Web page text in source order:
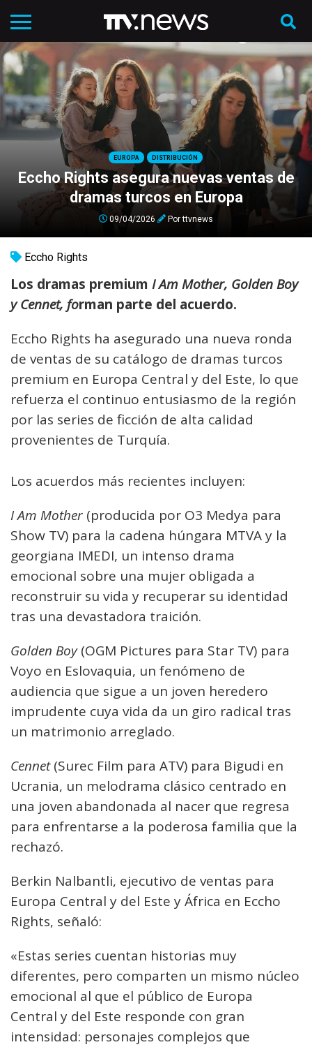
EUROPA DISTRIBUCIÓN
Eccho Rights asegura nuevas ventas de
dramas turcos en Europa
09/04/2026 Porttvnews
Eccho Rights
Los dramas premium I Am Mother, Golden Boy
y Cennet, forman parte del acuerdo.
Eccho Rights ha asegurado una nueva ronda
de ventas de su catálogo de dramas turcos
premium en Europa Central y del Este, lo que
refuerza el continuo entusiasmo de la región
por las series de ficción de alta calidad
provenientes de Turquía.
Los acuerdos más recientes incluyen:
I Am Mother (producida por O3 Medya para
Show TV) para la cadena húngara MTVA y la
georgiana IMEDI, un intenso drama
emocional sobre una mujer obligada a
reconstruir su vida y recuperar su identidad
tras una devastadora traición.
Golden Boy(OGM Pictures para Star TV) para
Voyo en Eslovaquia, un fenómeno de
audiencia que sigue a un joven heredero
imprudente cuya vida da un giro radical tras
un matrimonio arreglado.
Cennet(Surec Film para ATV) para Bigudi en
Ucrania, un melodrama clásico centrado en
una joven abandonada al nacer que regresa
para enfrentarse a la poderosa familia que la
rechazó.
Berkin Nalbantli, ejecutivo de ventas para
Europa Central y del Este y África en Eccho
Rights, señaló:
«Estas series cuentan historias muy
diferentes, pero comparten un mismo núcleo
emocional al que el público de Europa
Central y del Este responde con gran
intensidad: personajes complejos que